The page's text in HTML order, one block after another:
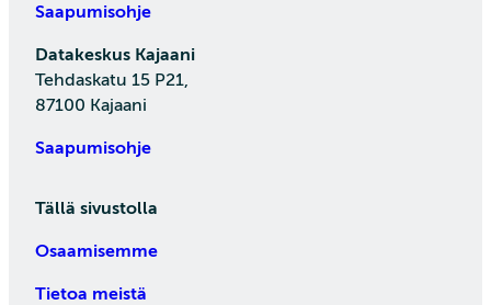
Saapumisohje
Datakeskus Kajaani
Tehdaskatu 15 P21,
87100 Kajaani
Saapumisohje
Tällä sivustolla
Osaamisemme
Tietoa meistä